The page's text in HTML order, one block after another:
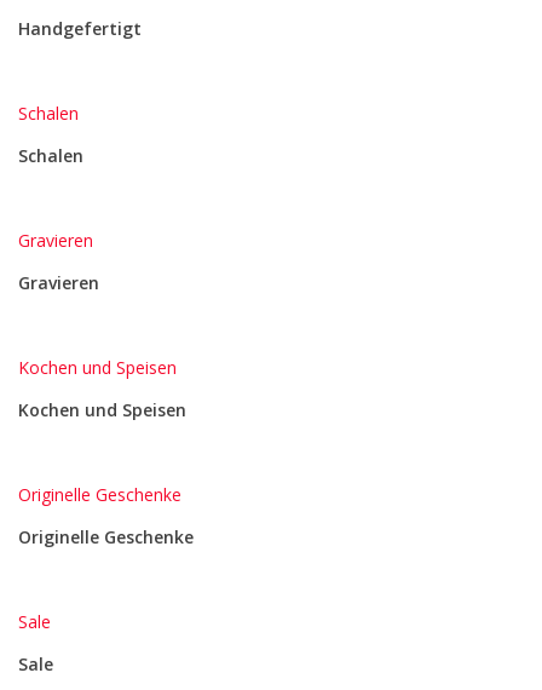
Handgefertigt
Schalen
Schalen
Gravieren
Gravieren
Kochen und Speisen
Kochen und Speisen
Originelle Geschenke
Originelle Geschenke
Sale
Sale